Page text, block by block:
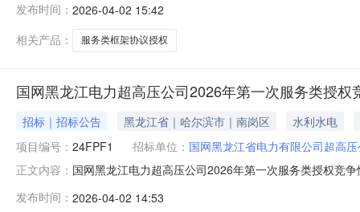
代理机构黑龙江华源电力发展有限公司招标分公司招标
发布时间： 2026-04-02 15:42
相关产品：
服务类框架协议授权
国网黑龙江电力超高压公司2026年第一次服务类授权
招标｜招标公告 黑龙江省｜哈尔滨市｜南岗区
水利水电
项目编号： 24FPF1 招标单位： 国网黑龙江省电力有限公司超高
正文内容： 国网黑龙江电力超高压公司2026年第一次服务类授权竞
限公司超高压公司招标代理机构黑龙江华源电力发展有
发布时间： 2026-04-02 14:53